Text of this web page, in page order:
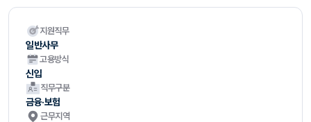
지원직무
일반사무
고용방식
신입
직무구분
금융·보험
근무지역